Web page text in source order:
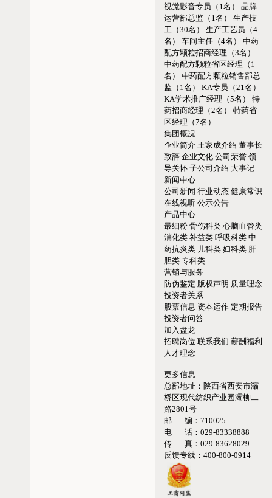
视觉影音专员（1名）
品牌
运营部总监（1名）
生产技
工（30名）
生产工艺员（4
名）
车间主任（4名）
中药
配方颗粒招商经理（3名）
中药配方颗粒省区经理（1
名）
中药配方颗粒销售部总
监（1名）
KA专员（21名）
KA学术推广经理（5名）
特
药招商经理（2名）
特药省
区经理（7名）
集团概况
企业简介 王家成介绍 董事长
致辞 企业文化 公司荣誉 领
导关怀 子公司介绍 大事记
新闻中心
公司新闻 行业动态 健康常识
在线视听 公示公告
产品中心
最细粉 骨伤科类 心脑血管类
消化类 补益类 呼吸科类 中
药抗炎类 儿科类 妇科类 肝
胆类 专科类
营销与服务
防伪鉴定 版权声明 质量理念
投资者关系
股票信息 资本运作 定期报告
投资者问答
加入盘龙
招聘岗位 联系我们 薪酬福利
人才理念
更多信息
总部地址： 陕西省西安市灞
桥区现代纺织产业园灞柳二
路2801号
邮 编： 710025
电 话： 029-83338888
传 真： 029-83628029
反馈专线： 400-800-0914